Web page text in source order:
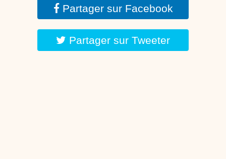
Partager sur Facebook
Partager sur Tweeter